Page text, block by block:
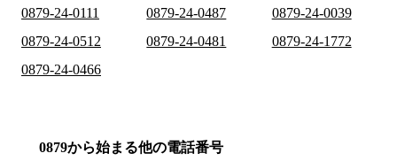
0879-24-0111
0879-24-0487
0879-24-0039
0879-24-0512
0879-24-0481
0879-24-1772
0879-24-0466
0879から始まる他の電話番号